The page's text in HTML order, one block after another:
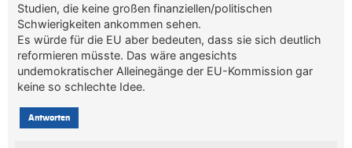
Studien, die keine großen finanziellen/politischen
Schwierigkeiten ankommen sehen.
Es würde für die EU aber bedeuten, dass sie sich deutlich
reformieren müsste. Das wäre angesichts
undemokratischer Alleinegänge der EU-Kommission gar
keine so schlechte Idee.
Antworten